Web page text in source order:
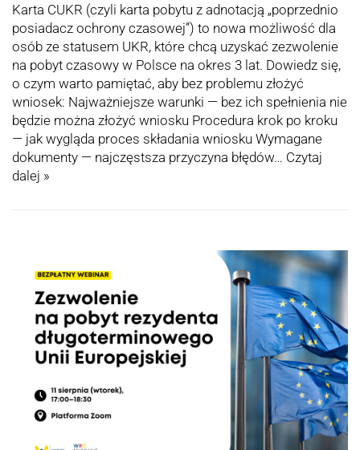
Karta CUKR (czyli karta pobytu z adnotacją „poprzednio
posiadacz ochrony czasowej”) to nowa możliwość dla
osób ze statusem UKR, które chcą uzyskać zezwolenie
na pobyt czasowy w Polsce na okres 3 lat. Dowiedz się,
o czym warto pamiętać, aby bez problemu złożyć
wniosek: Najważniejsze warunki — bez ich spełnienia nie
będzie można złożyć wniosku Procedura krok po kroku
— jak wygląda proces składania wniosku Wymagane
dokumenty — najczęstsza przyczyna błędów… Czytaj
dalej »